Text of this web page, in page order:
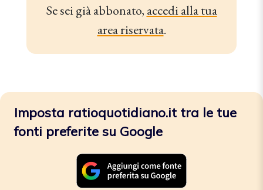
Se sei già abbonato, accedi alla tua
area riservata.
Imposta ratioquotidiano.it tra le tue
fonti preferite su Google